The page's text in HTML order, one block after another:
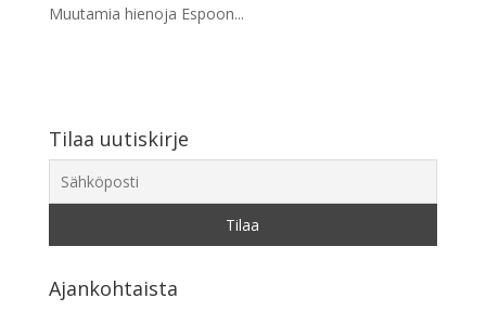
Muutamia hienoja Espoon...
Tilaa uutiskirje
Ajankohtaista